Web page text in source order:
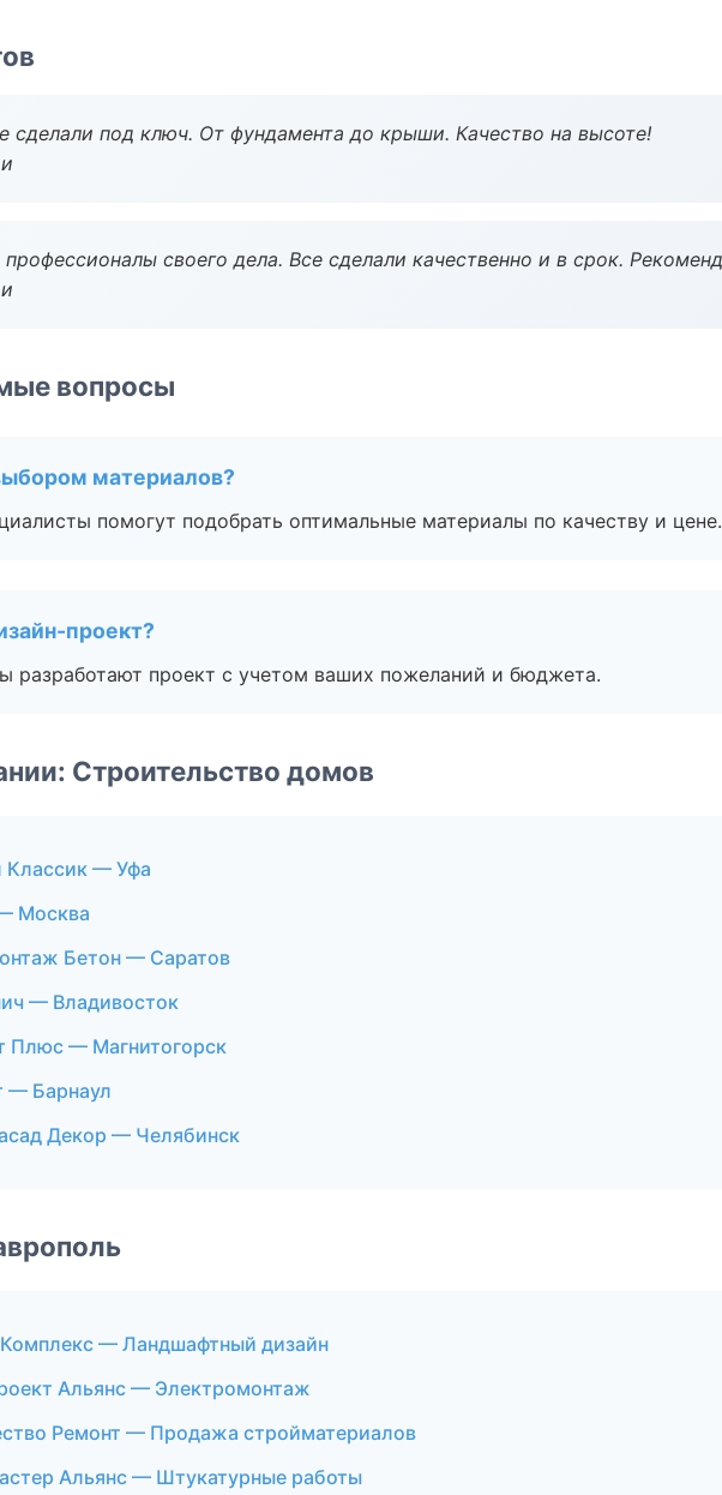
сделали под ключ. От фундамента до крыши. Качество на высоте!
профессионалы своего дела. Все сделали качественно и в срок.
вопросы
материалов?
помогут подобрать оптимальные материалы по качеству и цене.
проект?
разработают проект с учетом ваших пожеланий и бюджета.
Строительство домов
Классик — Уфа
Москва
Бетон — Саратов
— Владивосток
Плюс — Магнитогорск
— Барнаул
Декор — Челябинск
— Ландшафтный дизайн
Альянс — Электромонтаж
Ремонт — Продажа стройматериалов
Альянс — Штукатурные работы